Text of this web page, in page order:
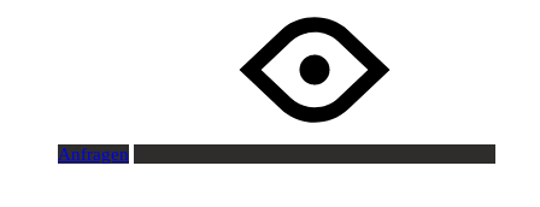
Anfragen